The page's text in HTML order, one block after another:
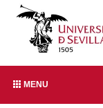
MENU